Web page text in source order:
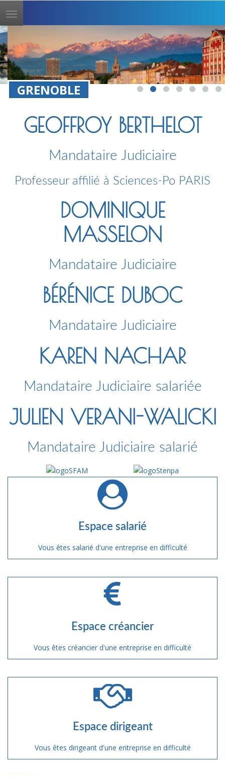
Toggle
navigation
GRENOBLE
GEOFFROY BERTHELOT
Mandataire Judiciaire
Professeur affilié à Sciences-Po PARIS
DOMINIQUE
MASSELON
Mandataire Judiciaire
BÉRÉNICE DUBOC
Mandataire Judiciaire
KAREN NACHAR
Mandataire Judiciaire salariée
JULIEN VERANI-WALICKI
Mandataire Judiciaire salarié
Espace salarié
Vous êtes salarié d'une entreprise en difficulté
Espace créancier
Vous êtes créancier d'une entreprise en difficulté
Espace dirigeant
Vous êtes dirigeant d'une entreprise en difficulté